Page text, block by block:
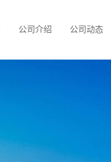
公司介绍 公司动态